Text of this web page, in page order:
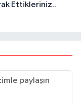
Ettikleriniz..